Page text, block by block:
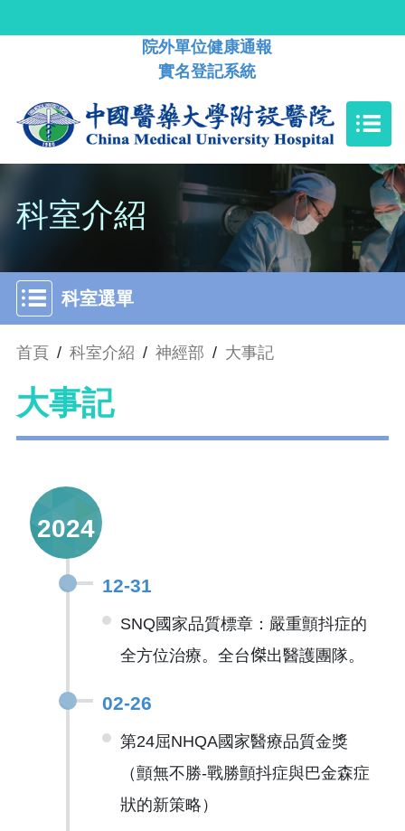
院外單位健康通報
實名登記系統
科室介紹
科室選單
首頁 / 科室介紹 / 神經部 / 大事記
大事記
2024
12-31
SNQ國家品質標章：嚴重顫抖症的
全方位治療。全台𠎀出醫護團隊。
02-26
第24屈NHQA國家醫療品質金獎
（顫無不勝-戰勝顫抖症與巴金森症
狀的新策略）